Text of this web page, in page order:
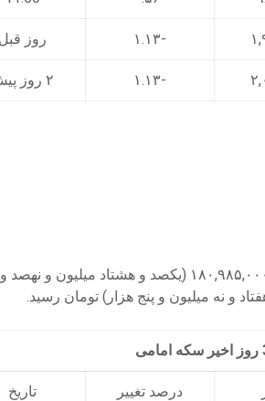
-۱.۱۳ روز قبل
-۱.۱۳ ۲ روز پیش
سکه امامی امروز با کاهش ۱.۱ درصدی، از ۱۸۰,۹۸۵,۰۰۰ (یکصد و هشتاد
درصد تغییر تاریخ